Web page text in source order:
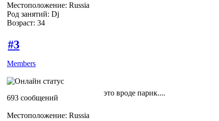
Местоположение: Russia
Род занятий: Dj
Возраст: 34
#3
Members
693 сообщений
Местоположение: Russia
это вроде парик....